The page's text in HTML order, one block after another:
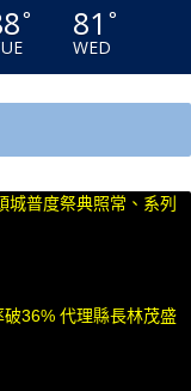
° 81 °
WED
普度祭典照常、系列
36% 代理縣長林茂盛